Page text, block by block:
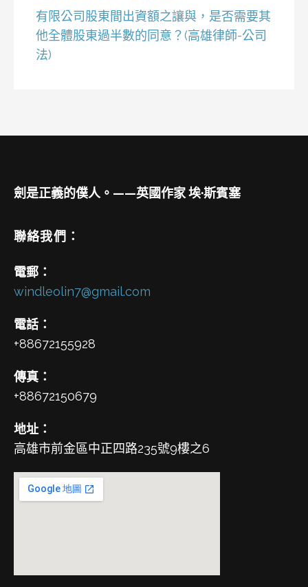
有限公司股東間出資額之讓與，是否需要其
他全體股東過半數的同意？(高雄律師-公司
法)
劍是正義的僕人。——英國作家 埃·斯賓塞
聯絡我們：
電郵：
windleolin7@gmail.com
電話：
+88672155928
傳真：
+88672150679
地址：
高雄市前金區中正四路235號9樓之6